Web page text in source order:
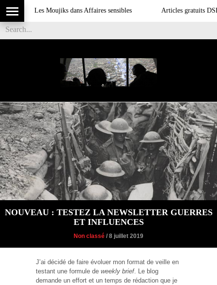
Les Moujiks dans Affaires sensibles Articles gratuits DSI
NOUVEAU : TESTEZ LA NEWSLETTER GUERRES
ET INFLUENCES
Non classé / 8 juillet 2019
J’ai décidé de faire évoluer mon format de veille en
testant une formule de weekly brief. Le blog
demande un effort et un temps de rédaction que je